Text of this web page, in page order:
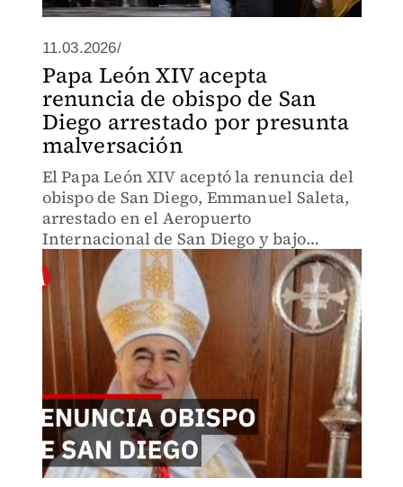
11.03.2026/
Papa León XIV acepta
renuncia de obispo de San
Diego arrestado por presunta
malversación
El Papa León XIV aceptó la renuncia del
obispo de San Diego, Emmanuel Saleta,
arrestado en el Aeropuerto
Internacional de San Diego y bajo
investigación por presunta malversación
de fondos y lavado de dinero.